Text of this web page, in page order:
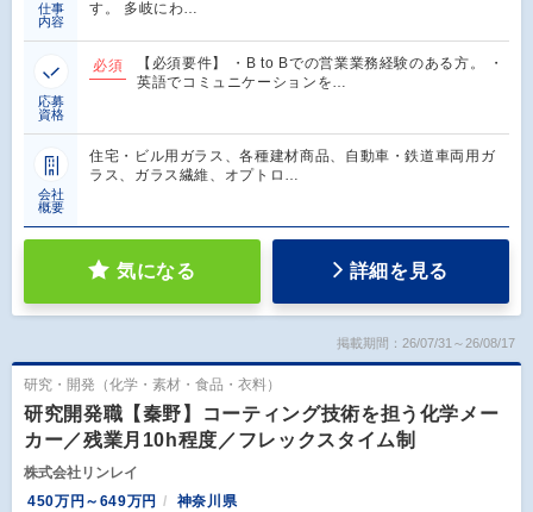
仕事
内容
す。 多岐にわ…
応募
資格
必須
【必須要件】 ・B to Bでの営業業務経験のある方。 ・
英語でコミュニケーションを…
会社
概要
住宅・ビル用ガラス、各種建材商品、自動車・鉄道車両用ガ
ラス、ガラス繊維、オプトロ…
気になる 詳細を見る
掲載期間：26/07/31～26/08/17
研究・開発（化学・素材・食品・衣料）
研究開発職【秦野】コーティング技術を担う化学メー
カー／残業月10h程度／フレックスタイム制
株式会社リンレイ
450万円～649万円
神奈川県